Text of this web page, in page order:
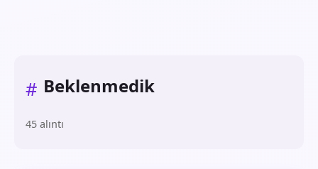
# Beklenmedik
45 alıntı